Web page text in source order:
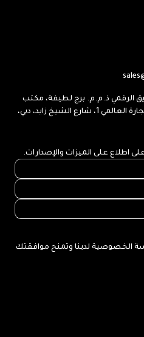
الرقمي ذ.م.م. برج لطيفة، مكتب
رقم 604 - الجناح الغربي، مركز التجارة العالمي 1، شارع الشيخ زايد، دبي،
اطلاع على الميزات والإصدارات.
الخصوصية لدينا وتمنح موافقتك